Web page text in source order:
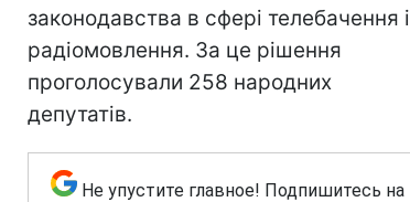
законодавства в сфері телебачення і
радіомовлення. За це рішення
проголосували 258 народних
депутатів.
Не упустите главное! Подпишитесь на